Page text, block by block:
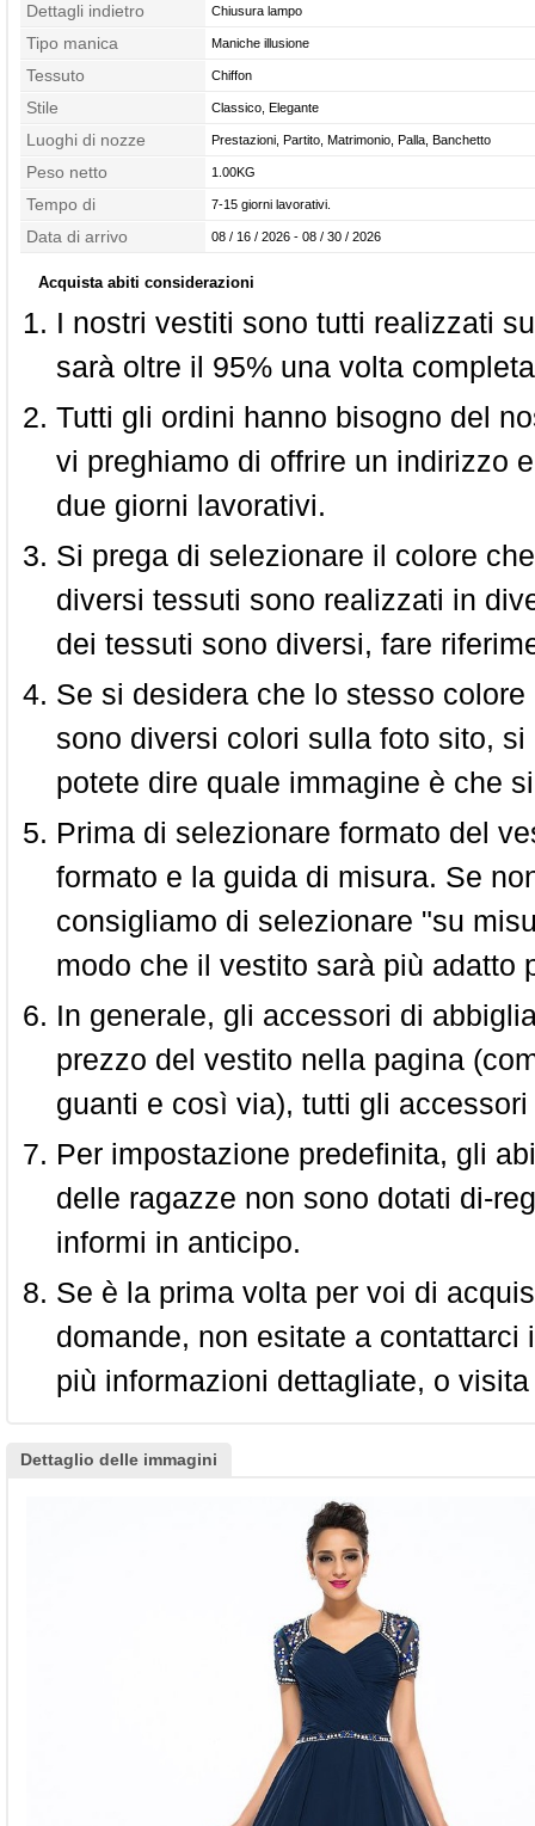
Dettagli indietro Chiusura lampo
Tipo manica Maniche illusione
Tessuto Chiffon
Stile Classico, Elegante
Luoghi di nozze Prestazioni, Partito, Matrimonio, Palla, Banchetto
Peso netto 1.00KG
Tempo di
confezionamento
7-15 giorni lavorativi.
Data di arrivo 08 / 16 / 2026 - 08 / 30 / 2026
Acquista abiti considerazioni
I nostri vestiti sono tutti realizzati
sarà oltre il 95% una volta
Tutti gli ordini hanno bisogno del
vi preghiamo di offrire un indirizzo
due giorni lavorativi.
Si prega di selezionare il colore
diversi tessuti sono realizzati in
dei tessuti sono diversi, fare
Se si desidera che lo stesso
sono diversi colori sulla foto sito,
potete dire quale immagine è che
Prima di selezionare formato del
formato e la guida di misura. Se
consigliamo di selezionare "su
modo che il vestito sarà più adatto
In generale, gli accessori di
prezzo del vestito nella pagina
guanti e così via), tutti gli
Per impostazione predefinita, gli
delle ragazze non sono dotati di-
informi in anticipo.
Se è la prima volta per voi di
domande, non esitate a
più informazioni dettagliate, o
Dettaglio delle immagini